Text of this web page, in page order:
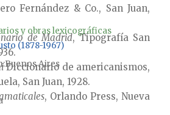
Fernández & Co., San Juan,
de Madrid, Tipografía San
Diccionario de americanismos,
San Juan, 1928.
, Orlando Press, Nueva
y obras lexicográficas
(1878-1967)
Buenos Aires